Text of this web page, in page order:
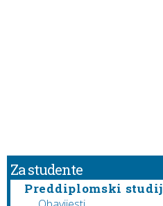
Za studente
Preddiplomski studij